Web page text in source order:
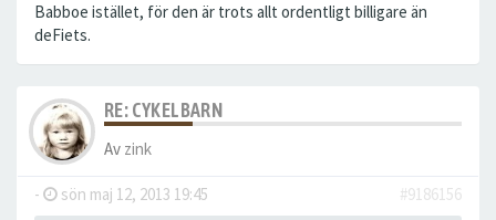
Babboe istället, för den är trots allt ordentligt billigare än
deFiets.
RE: CYKELBARN
Av zink
- sön maj 12, 2013 19:45
#9186156